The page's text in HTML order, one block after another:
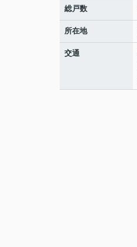
総戸数
所在地
交通